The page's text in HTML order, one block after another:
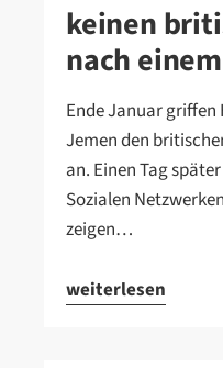
keinen
nach
Ende Januar griffen
Jemen den
an. Einen Tag
Sozialen
zeigen…
weiterlesen